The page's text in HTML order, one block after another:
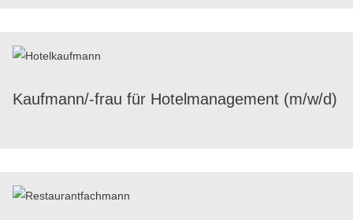
Kauf­mann/-frau für Hotel­ma­nage­ment (m/​w/​d)